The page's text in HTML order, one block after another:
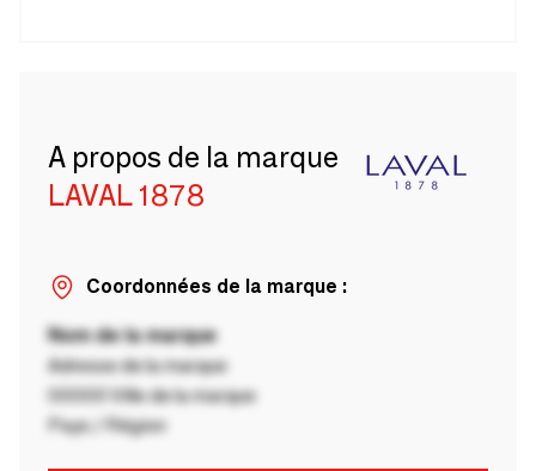
A propos de la marque
LAVAL 1878
Coordonnées de la marque :
Nom de la marque
Adresse de la marque
00000 Ville de la marque
Pays / Région